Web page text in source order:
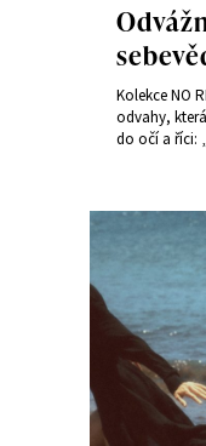
Kolekce NO
odvahy,
do očí a říci: